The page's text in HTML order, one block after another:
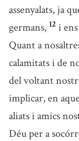
assenyalats, ja
germans, 12 i
Quant a
calamitats i de
del voltant
implicar, en
aliats i amics
Déu per a